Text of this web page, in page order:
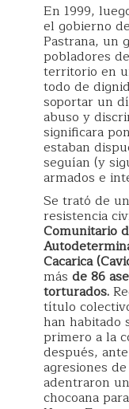
En 1999,
el gobierno
Pastrana, un
pobladores
territorio en
todo de
soportar un
abuso y
significara
estaban
seguían (y
armados e
Se trató de
resistencia
Comunitario
Cacarica
más de 86
torturados.
título
han habitado
primero a la
después,
agresiones
adentraron
chocoana